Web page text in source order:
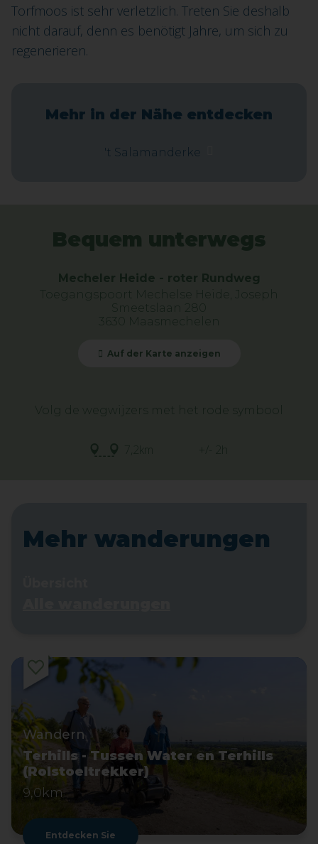
Torfmoos ist sehr verletzlich. Treten Sie deshalb
nicht darauf, denn es benötigt Jahre, um sich zu
regenerieren.
Mehr in der Nähe entdecken
't Salamanderke
Bequem unterwegs
Mecheler Heide - roter Rundweg
Toegangspoort Mechelse Heide, Joseph
Smeetslaan 280
3630 Maasmechelen
Auf der Karte anzeigen
Volg de wegwijzers met het rode symbool
7,2km +/- 2h
Mehr wanderungen
Wandern
Terhills - Tussen Water en Terhills
(Rolstoeltrekker)
9,0km
Entdecken Sie